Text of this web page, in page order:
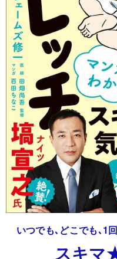
いつでも､どこでも､1
スキマ